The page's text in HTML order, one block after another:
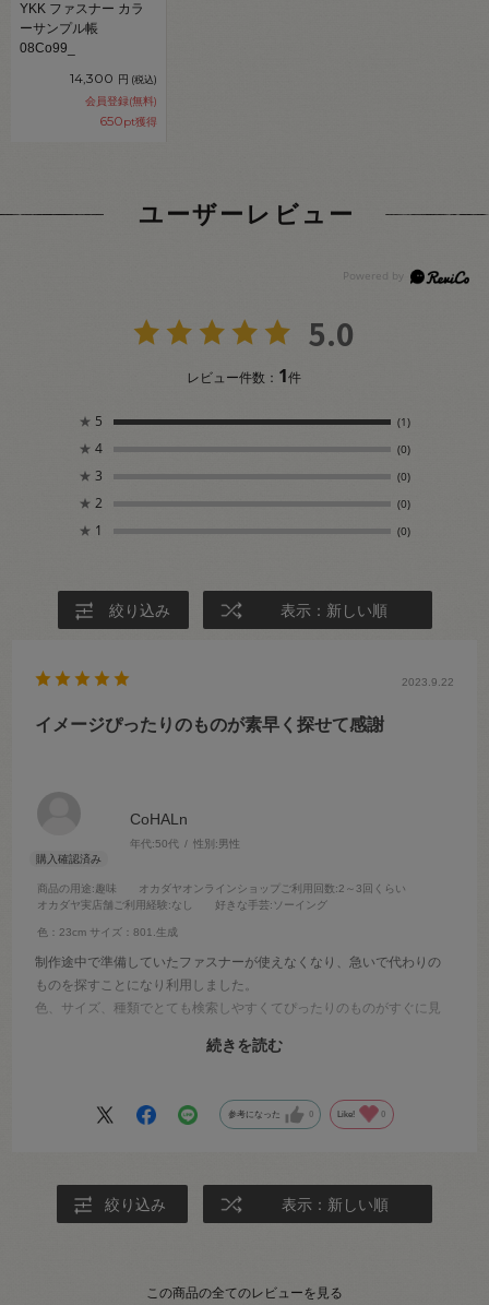
YKK ファスナー カラ
ーサンプル帳
08Co99_
14,300 円 (税込)
会員登録(無料)
650pt獲得
ユーザーレビュー
5.0
レビュー件数： 1件
★ 5 (1)
★ 4 (0)
★ 3 (0)
★ 2 (0)
★ 1 (0)
絞り込み 表示：新しい順
CoHALn
年代:50代 性別:男性
商品の用途:趣味 オカダヤオンラインショップご利用回数:2～3回くらい
オカダヤ実店舗ご利用経験:なし 好きな手芸:ソーイング
色：23cm サイズ：801.生成
2023.9.22
イメージぴったりのものが素早く探せて感謝
制作途中で準備していたファスナーが使えなくなり、急いで代わりの
ものを探すことになり利用しました。
色、サイズ、種類でとても検索しやすくてぴったりのものがすぐに見
た。探しやすく使いやすいサイトを作っていただき、ありがとうござ
続きを読む
参考になった 0 Like! 0
絞り込み 表示：新しい順
この商品の全てのレビューを見る